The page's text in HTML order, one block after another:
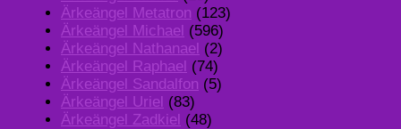
Ärkeängel Metatron (123)
Ärkeängel Michael (596)
Ärkeängel Nathanael (2)
Ärkeängel Raphael (74)
Ärkeängel Sandalfon (5)
Ärkeängel Uriel (83)
Ärkeängel Zadkiel (48)